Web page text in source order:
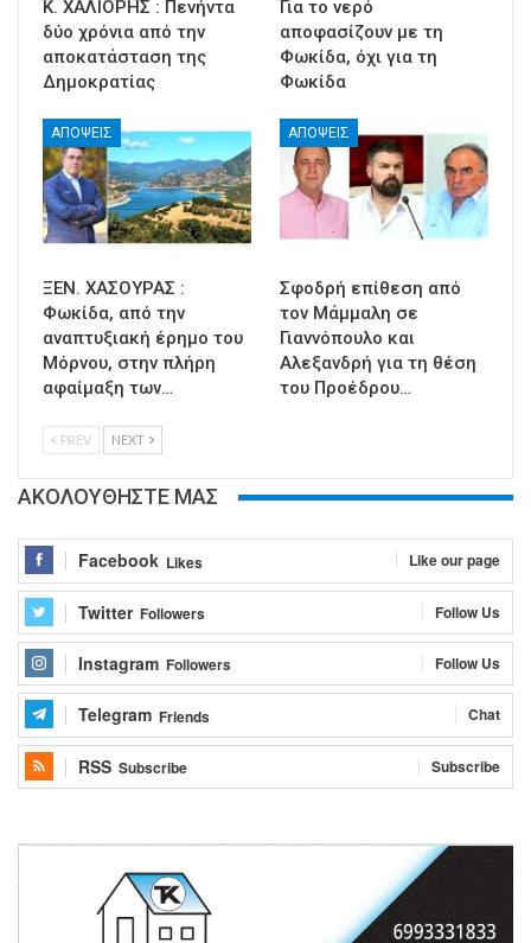
Κ. ΧΑΛΙΟΡΗΣ : Πενήντα
δύο χρόνια από την
αποκατάσταση της
Δημοκρατίας
Για το νερό
αποφασίζουν με τη
Φωκίδα, όχι για τη
Φωκίδα
ΑΠΟΨΕΙΣ
ΞΕΝ. ΧΑΣΟΥΡΑΣ :
Φωκίδα, από την
αναπτυξιακή έρημο του
Μόρνου, στην πλήρη
αφαίμαξη των…
ΑΠΟΨΕΙΣ
Σφοδρή επίθεση από
τον Μάμμαλη σε
Γιαννόπουλο και
Αλεξανδρή για τη θέση
του Προέδρου…
PREV NEXT
ΑΚΟΛΟΥΘΗΣΤΕ ΜΑΣ
Facebook Likes Like our page
Twitter Followers Follow Us
Instagram Followers Follow Us
Telegram Friends Chat
RSS Subscribe Subscribe